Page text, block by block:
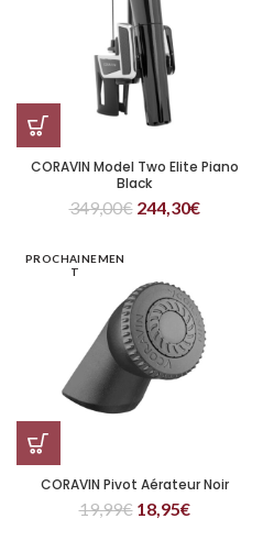
CORAVIN Model Two Elite Piano
Black
349,00€ 244,30€
PROCHAINEMEN
T
CORAVIN Pivot Aérateur Noir
19,99€ 18,95€